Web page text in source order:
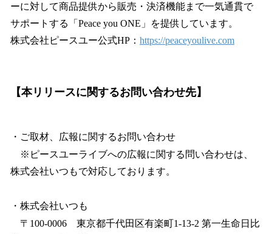
ーに対して商品提供から販売・決済機能まで一気通貫で
サポートする「Peace you ONE」を提供しています。
株式会社ピースユー公式HP： https://peaceyoulive.com
【本リリースに関するお問い合わせ先】
・ご取材、広報に関するお問い合わせ
※ピースユーライブへの広報に関する問い合わせは、
株式会社いつもで対応しております。
・株式会社いつも
〒100-0006 東京都千代田区有楽町1-13-2 第一生命日比